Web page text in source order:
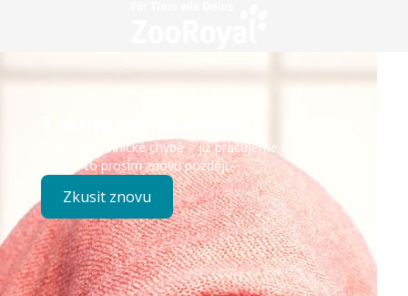
Došlo k technické chybě – již pracujeme na opravě.
Zkuste to prosím znovu později.
Zkusit znovu